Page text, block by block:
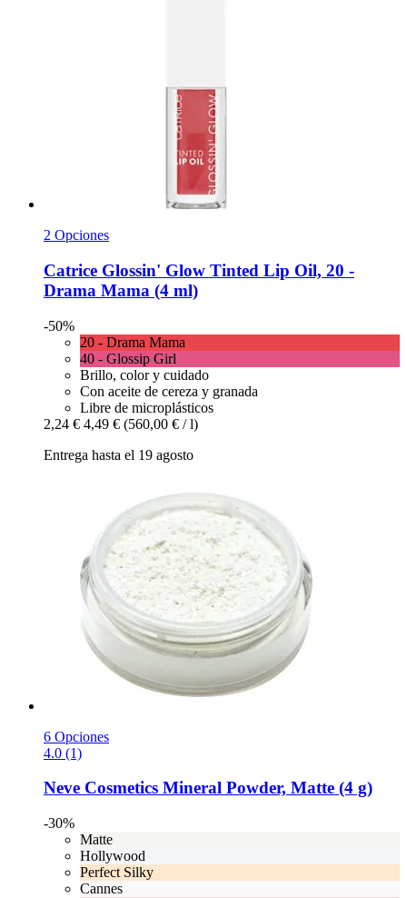
2 Opciones
Catrice Glossin' Glow Tinted Lip Oil, 20 -​
Drama Mama (4 ml)
-50%
20 - Drama Mama
40 - Glossip Girl
Brillo, color y cuidado
Con aceite de cereza y granada
Libre de microplásticos
2,24 € 4,49 € (560,00 € / l)
Entrega hasta el 19 agosto
6 Opciones
4.0 (1)
Neve Cosmetics Mineral Powder, Matte (4 g)
-30%
Matte
Hollywood
Perfect Silky
Cannes